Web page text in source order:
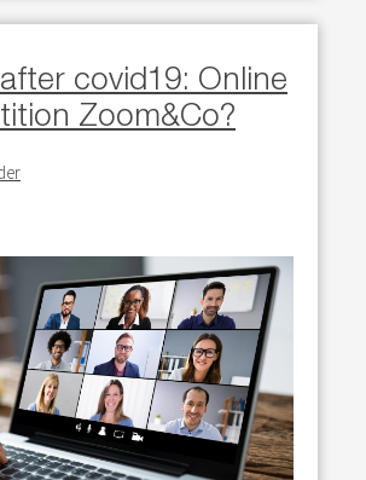
covid19: Online
Zoom&Co?